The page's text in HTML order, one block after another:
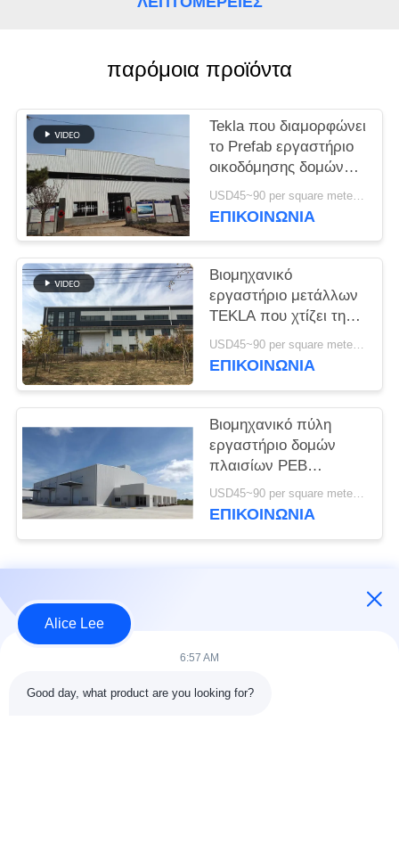
ΥΠΟΘΈΣΕΙΣ
SITEMAP
ΠΟΛΙΤΙΚΉ
ΑΠΟΡΡΉΤΟΥ
παρόμοια προϊόντα
Tekla που διαμορφώνει
το Prefab εργαστήριο
οικοδόμησης δομών
μετάλλων υψηλής
αντοχής
USD45~90 per square meter MOQ:1000 τετραγωνικό μέτρο
ΕΠΙΚΟΙΝΩΝΙΑ
Βιομηχανικό
εργαστήριο μετάλλων
TEKLA που χτίζει τη
ζωηρόχρωμα
επένδυση και το υλικό
USD45~90 per square meter MOQ:1000 τετραγωνικό μέτρο
ΕΠΙΚΟΙΝΩΝΙΑ
Βιομηχανικό πύλη
εργαστήριο δομών
πλαισίων PEB
διαδικασίας που χτίζει
τα πρότυπα του ISO
USD45~90 per square meter MOQ:1000 τετραγωνικό μέτρο
ΕΠΙΚΟΙΝΩΝΙΑ
Όλα
κατασκευή δομών
Alice Lee
6:57 AM
Good day, what product are you looking for?